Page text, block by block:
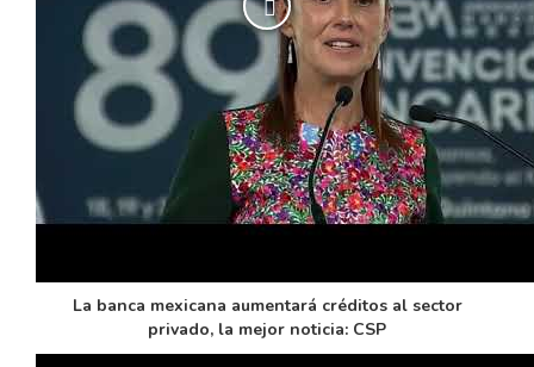
La banca mexicana aumentará créditos al sector
privado, la mejor noticia: CSP